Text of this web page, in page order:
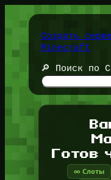
содержимому
Создать
Minecraft
🔎 Поиск по
Готов
∞ Слоты